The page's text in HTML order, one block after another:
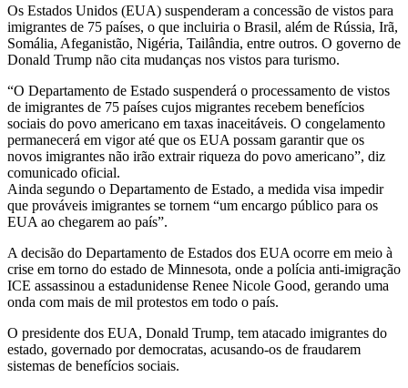
Os Estados Unidos (EUA) suspenderam a concessão de vistos para
imigrantes de 75 países, o que incluiria o Brasil, além de Rússia, Irã,
Somália, Afeganistão, Nigéria, Tailândia, entre outros. O governo de
Donald Trump não cita mudanças nos vistos para turismo.
“O Departamento de Estado suspenderá o processamento de vistos
de imigrantes de 75 países cujos migrantes recebem benefícios
sociais do povo americano em taxas inaceitáveis. O congelamento
permanecerá em vigor até que os EUA possam garantir que os
novos imigrantes não irão extrair riqueza do povo americano”, diz
comunicado oficial.
Ainda segundo o Departamento de Estado, a medida visa impedir
que prováveis imigrantes se tornem “um encargo público para os
EUA ao chegarem ao país”.
A decisão do Departamento de Estados dos EUA ocorre em meio à
crise em torno do estado de Minnesota, onde a polícia anti-imigração
ICE assassinou a estadunidense Renee Nicole Good, gerando uma
onda com mais de mil protestos em todo o país.
O presidente dos EUA, Donald Trump, tem atacado imigrantes do
estado, governado por democratas, acusando-os de fraudarem
sistemas de benefícios sociais.